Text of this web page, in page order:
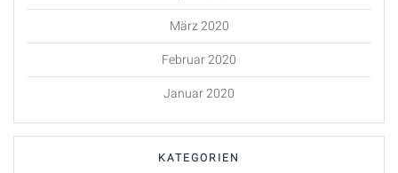
März 2020
Februar 2020
Januar 2020
KATEGORIEN